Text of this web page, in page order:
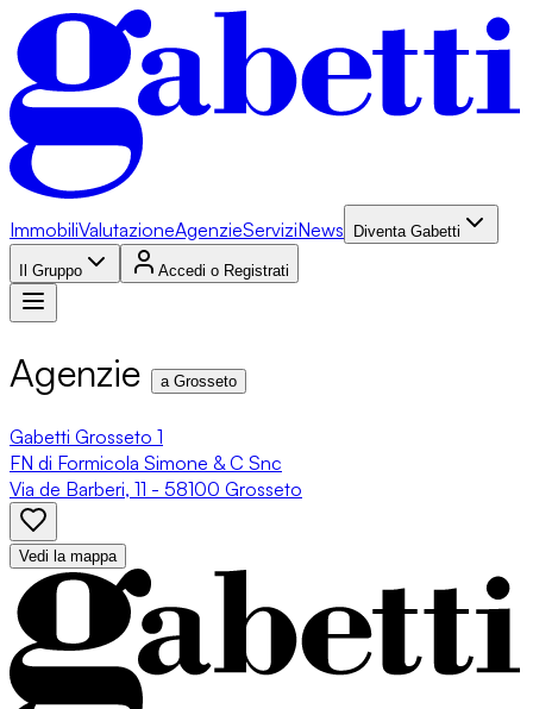
ImmobiliValutazioneAgenzieServiziNews Diventa Gabetti
Il Gruppo Accedi o Registrati
Agenzie a Grosseto
Gabetti Grosseto 1
FN di Formicola Simone & C Snc
Via de Barberi, 11 - 58100 Grosseto
Vedi la mappa